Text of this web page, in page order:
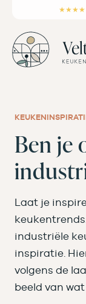
inhoud
Ben je
Laat je
industriële
inspiratie.
volgens de
beeld van